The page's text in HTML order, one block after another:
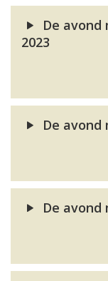
De avond
2023
De avond
De avond